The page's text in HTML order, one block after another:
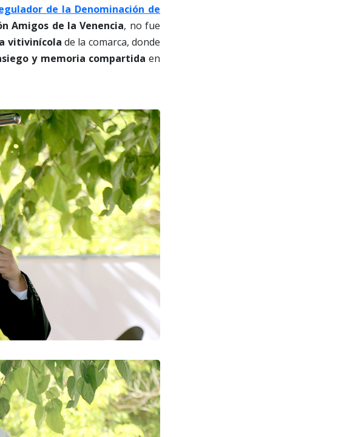
de la Denominación de
Amigos de la Venencia, no fue
vitivinícola de la comarca, donde
y memoria compartida en